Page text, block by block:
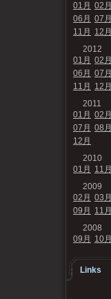
01月 02月
06月 07月
11月
12月
2012
01月 02月
06月 07月
11月
12月
2011
01月 02月
07月 08月
12月
2010
01月
11月
2009
02月 03月
09月
11月
2008
09月
10月
Links